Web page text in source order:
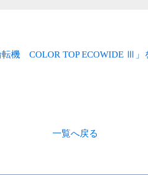
機 COLOR TOP ECOWIDE Ⅲ」
一覧へ戻る